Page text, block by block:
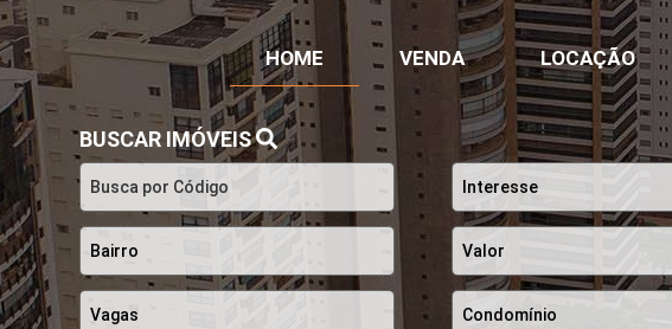
HOME VENDA LOCAÇÃO
BUSCAR IMÓVEIS